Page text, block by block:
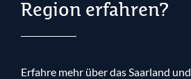
Region erfahren?
Erfahre mehr über das Saarland